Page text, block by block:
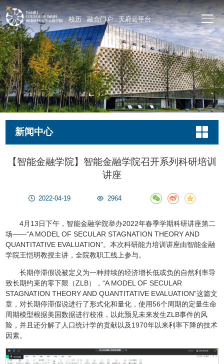
校历 融合门户 天府云平台
新闻中心
【智能金融学院】智能金融学院召开系列科研培训
讲座
2022-04-19 2964
4月13日下午，智能金融学院举办2022年春季学期科研讲座第二
场——“A MODEL OF SECULAR STAGNATION THEORY AND
QUANTITATIVE EVALUATION”。本次科研能力培训讲座由智能金融
学院王恺明教授主讲，全院教职工线上参与。
长期停滞假说被定义为一种持续的经济增长低或负的自然利率导
致长期约束的零下限（ZLB），“A MODEL OF SECULAR
STAGNATION THEORY AND QUANTITATIVE EVALUATION”这篇文
章，对长期停滞假说进行了形式化和量化，使用56个周期的定量生命
周期模型根据美国数据进行校准，以此预见未来发生ZLB事件的风
险，并且还分解了人口统计学的贡献以及1970年以来利率下降的技术
因素。